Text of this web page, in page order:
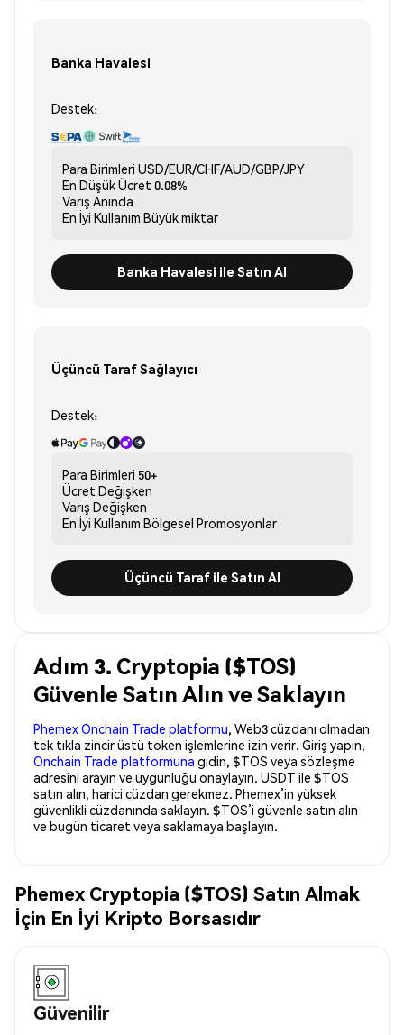
Banka Havalesi
Destek:
Para Birimleri USD/EUR/CHF/AUD/GBP/JPY
En Düşük Ücret 0.08%
Varış Anında
En İyi Kullanım Büyük miktar
Banka Havalesi ile Satın Al
Üçüncü Taraf Sağlayıcı
Destek:
Para Birimleri 50+
Ücret Değişken
Varış Değişken
En İyi Kullanım Bölgesel Promosyonlar
Üçüncü Taraf ile Satın Al
Adım 3. Cryptopia ($TOS)
Güvenle Satın Alın ve Saklayın
Phemex Onchain Trade platformu, Web3 cüzdanı olmadan
tek tıkla zincir üstü token işlemlerine izin verir. Giriş yapın,
Onchain Trade platformuna gidin, $TOS veya sözleşme
adresini arayın ve uygunluğu onaylayın. USDT ile $TOS
satın alın, harici cüzdan gerekmez. Phemex’in yüksek
güvenlikli cüzdanında saklayın. $TOS’i güvenle satın alın
ve bugün ticaret veya saklamaya başlayın.
Phemex Cryptopia ($TOS) Satın Almak
İçin En İyi Kripto Borsasıdır
Güvenilir